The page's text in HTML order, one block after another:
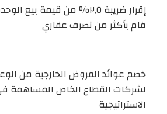
إقرار ضريبة ٢,٥٪ من قيمة
قام بأكثر من تصرف عقاري
خصم عوائد القروض الخارجية من
لشركات القطاع الخاص المساهمة
الاستراتيجية